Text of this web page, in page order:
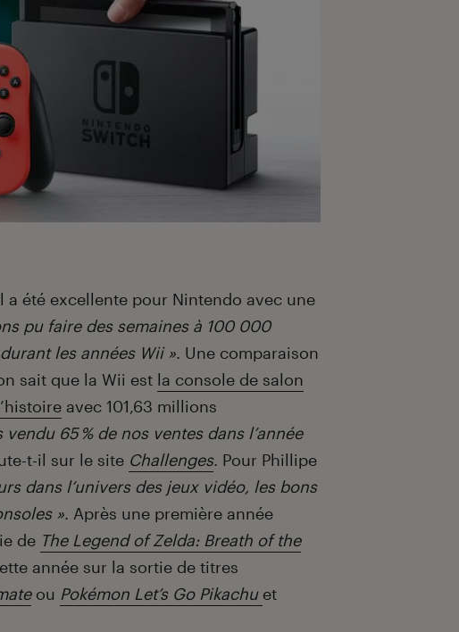
a été excellente pour Nintendo avec une
pu faire des semaines à 100 000
les années Wii ». Une comparaison
sait que la Wii est la console de salon
avec 101,63 millions
vendu 65 % de nos ventes dans l’année
t-il sur le site Challenges. Pour Phillipe
dans l’univers des jeux vidéo, les bons
». Après une première année
de The Legend of Zelda: Breath of the
année sur la sortie de titres
ou Pokémon Let’s Go Pikachu et